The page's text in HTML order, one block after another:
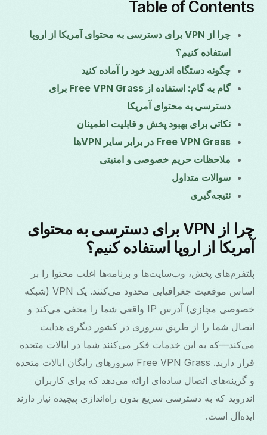
Table of Contents
چرا از VPN برای دسترسی به محتوای آمریکا از اروپا
استفاده کنیم؟
چگونه دستگاه اندروید خود را آماده کنید
گام به گام: استفاده از Free VPN Grass برای
دسترسی به محتوای آمریکا
نکاتی برای بهبود پخش و قابلیت اطمینان
Free VPN Grass در برابر سایر VPN‌ها
ملاحظات حریم خصوصی و امنیتی
سوالات متداول
نتیجه‌گیری
چرا از VPN برای دسترسی به محتوای
آمریکا از اروپا استفاده کنیم؟
پلتفرم‌های پخش، وب‌سایت‌ها و برنامه‌ها اغلب محتوا را بر
اساس موقعیت جغرافیایی محدود می‌کنند. یک VPN (شبکه
خصوصی مجازی) آدرس IP واقعی شما را مخفی می‌کند و
اتصال شما را از طریق سروری در کشور دیگری هدایت
می‌کند—که به این خدمات فکر می‌کنند شما در ایالات متحده
قرار دارید. Free VPN Grass سرورهای رایگان ایالات متحده
و گزینه‌های اتصال ساده‌ای ارائه می‌دهد که برای کاربران
اندروید که به دسترسی سریع بدون راه‌اندازی پیچیده نیاز دارند
ایده‌آل است.